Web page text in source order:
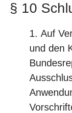
§ 10
Auf
und den